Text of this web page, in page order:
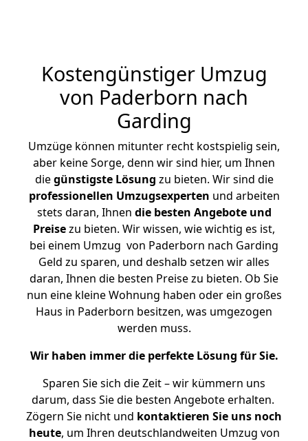
Kostengünstiger Umzug
von Paderborn nach
Garding
Umzüge können mitunter recht kostspielig sein,
aber keine Sorge, denn wir sind hier, um Ihnen
diegünstigste Lösung zu bieten. Wir sind die
professionellen Umzugsexperten und arbeiten
stets daran, Ihnen die besten Angebote und
Preisezu bieten. Wir wissen, wie wichtig es ist,
bei einem Umzug von Paderborn nach Garding
Geld zu sparen, und deshalb setzen wir alles
daran, Ihnen die besten Preise zu bieten. Ob Sie
nun eine kleine Wohnung haben oder ein großes
Haus in Paderborn besitzen, was umgezogen
werden muss.
Wir haben immer die perfekte Lösung für Sie.
Sparen Sie sich die Zeit – wir kümmern uns
darum, dass Sie die besten Angebote erhalten.
Zögern Sie nicht und kontaktieren Sie uns noch
heute, um Ihren deutschlandweiten Umzug von